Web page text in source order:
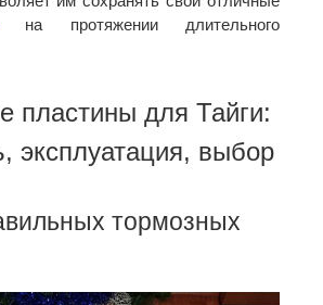
на протяжении длительного
пластины для Тайги:
эксплуатация, выбор
тормозных